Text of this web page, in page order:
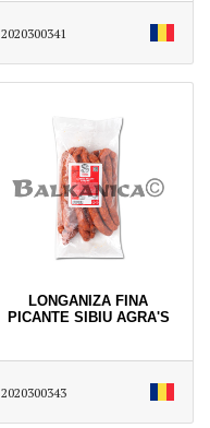
2020300341
LONGANIZA FINA
PICANTE SIBIU AGRA'S
2020300343